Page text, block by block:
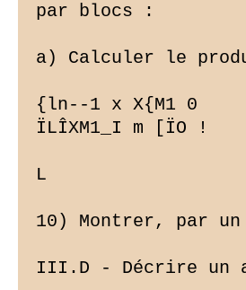
par blocs :
a) Calculer le
{ln--1 x X{M1 0
ÏLÎXM1_I m [ÏO !
L
10) Montrer, par
III.D - Décrire un